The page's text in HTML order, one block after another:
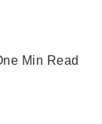
Min Read